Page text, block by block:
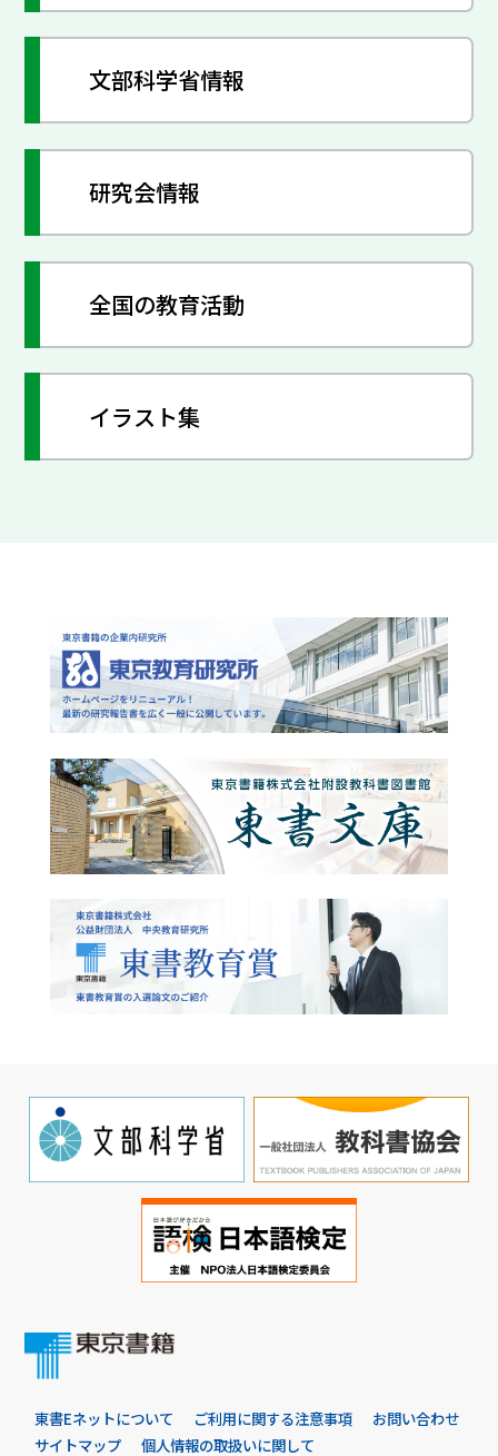
文部科学省情報
研究会情報
全国の教育活動
イラスト集
東書Eネットについて ご利用に関する注意事項
お問い合わせ
サイトマップ
個人情報の取扱いに関して